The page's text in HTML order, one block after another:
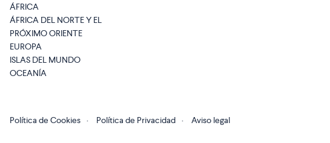
ÁFRICA
ÁFRICA DEL NORTE Y EL
PRÓXIMO ORIENTE
EUROPA
ISLAS DEL MUNDO
OCEANÍA
Política de Cookies · Política de Privacidad · Aviso legal